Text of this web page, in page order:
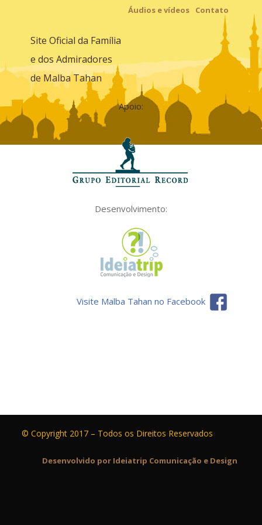
Áudios e vídeos
Contato
Site Oficial da Família
e dos Admiradores
de Malba Tahan
Apoio:
Desenvolvimento:
Visite Malba Tahan no Facebook
© Copyright 2017 – Todos os Direitos Reservados
Desenvolvido por Ideiatrip Comunicação e Design